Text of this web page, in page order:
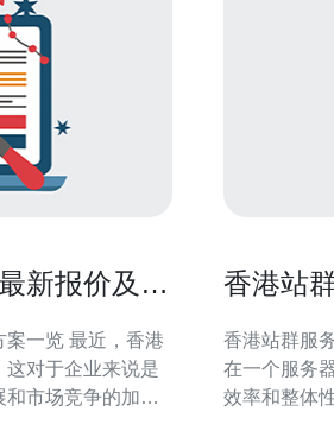
新报价及方
，香港
这对于企业来说是
和市场竞争的加
香港站
香港站群服务器维护攻略 站
在一个服务
效率和整体性能。 站群服务器需要定期维